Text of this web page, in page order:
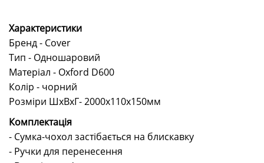
Характеристики
Бренд - Cover
Тип - Одношаровий
Матеріал - Oxford D600
Колір - чорний
Розміри ШхВхГ- 2000x110х150мм
Комплектація
- Сумка-чохол застібається на блискавку
- Ручки для перенесення